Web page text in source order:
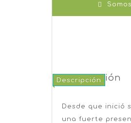
Somos
Descripción
Descripción
Desde que inició
una fuerte